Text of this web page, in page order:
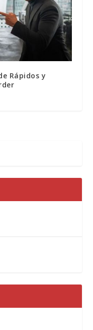
Rápidos y